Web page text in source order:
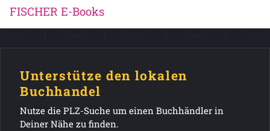
FISCHER E-Books
Unterstütze den lokalen
Buchhandel
Nutze die PLZ-Suche um einen Buchhändler in
Deiner Nähe zu finden.